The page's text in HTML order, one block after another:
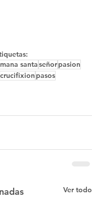
santaseñorpasion
crucifixion pasos
Ver todo